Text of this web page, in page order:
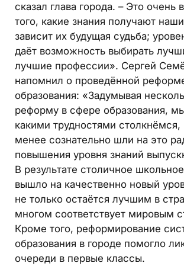
сказал глава города. – Это очень
того, какие знания получают
зависит их будущая судьба;
даёт возможность выбирать
лучшие профессии». Сергей
напомнил о проведённой
образования: «Задумывая
реформу в сфере образования,
какими трудностями
менее сознательно шли на это
повышения уровня знаний
В результате столичное
вышло на качественно новый
не только остаётся лучшим в
многом соответствует мировым
Кроме того, реформирование
образования в городе помогло
очереди в первые классы.